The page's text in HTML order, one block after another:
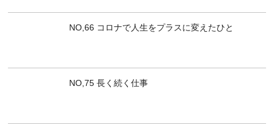
NO,66 コロナで人生をプラスに変えたひと
NO,75 長く続く仕事